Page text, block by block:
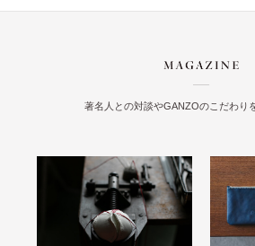
著名人との対談やGANZOのこだわり